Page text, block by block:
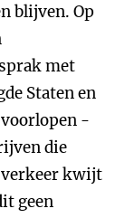
blijven. Op
met
Staten en
-
die
verkeer kwijt
geen